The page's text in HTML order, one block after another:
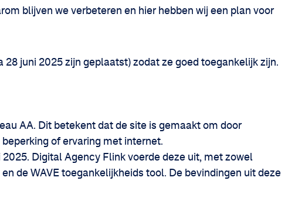
blijven we verbeteren en hier hebben wij een plan voor
28 juni 2025 zijn geplaatst) zodat ze goed toegankelijk zijn.
AA. Dit betekent dat de site is gemaakt om door
of ervaring met internet.
Digital Agency Flink voerde deze uit, met zowel
de WAVE toegankelijkheids tool. De bevindingen uit deze